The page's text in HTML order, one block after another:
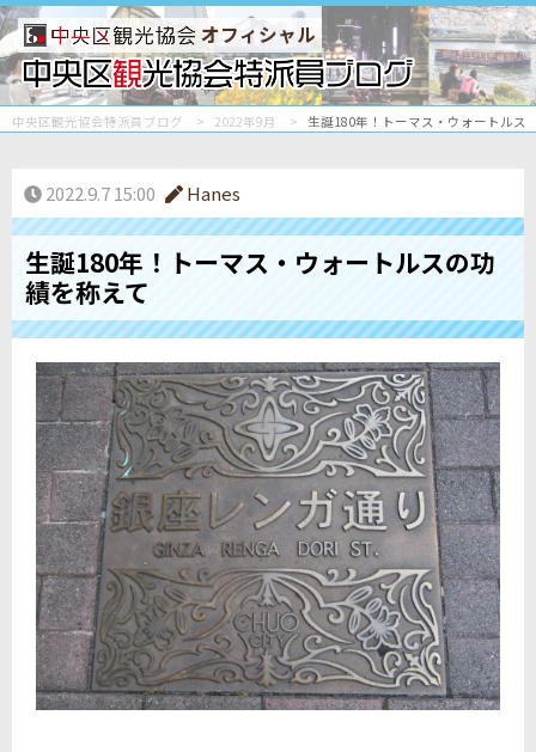
オフィシャル
中央区観光協会特派員ブログ 2022年9月 生誕180年！トーマス・ウォートルス
2022.9.7 15:00 Hanes
生誕180年！トーマス・ウォートルスの功
績を称えて